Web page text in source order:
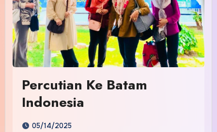
Percutian Ke Batam
Indonesia
05/14/2025